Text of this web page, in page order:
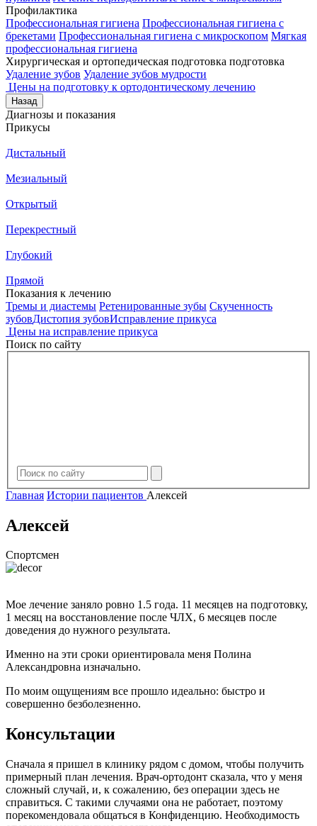
Профилактика
Профессиональная гигиена Профессиональная гигиена с
брекетами Профессиональная гигиена с микроскопом Мягкая
профессиональная гигиена
Хирургическая и ортопедическая подготовка подготовка
Удаление зубов Удаление зубов мудрости
Цены на подготовку к ортодонтическому лечению
Назад
Диагнозы и показания
Прикусы
Дистальный
Мезиальный
Открытый
Перекрестный
Глубокий
Прямой
Показания к лечению
Тремы и диастемы Ретенированные зубы Скученность
зубовДистопия зубовИсправление прикуса
Цены на исправление прикуса
Поиск по сайту
Главная Истории пациентов Алексей
Алексей
Спортсмен
Мое лечение заняло ровно 1.5 года. 11 месяцев на подготовку,
1 месяц на восстановление после ЧЛХ, 6 месяцев после
доведения до нужного результата.
Именно на эти сроки ориентировала меня Полина
Александровна изначально.
По моим ощущениям все прошло идеально: быстро и
совершенно безболезненно.
Консультации
Сначала я пришел в клинику рядом с домом, чтобы получить
примерный план лечения. Врач-ортодонт сказала, что у меня
сложный случай, и, к сожалению, без операции здесь не
справиться. С такими случаями она не работает, поэтому
порекомендовала общаться в Конфиденцию. Необходимость